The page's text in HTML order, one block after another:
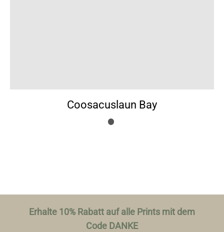
Coosacuslaun Bay
Erhalte 10% Rabatt auf alle Prints mit dem
Code DANKE